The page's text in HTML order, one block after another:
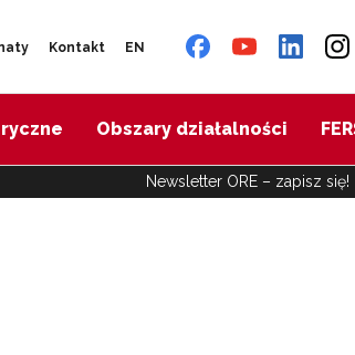
Kontakt EN
Obszary działalności
Newsletter ORE – zapisz się!